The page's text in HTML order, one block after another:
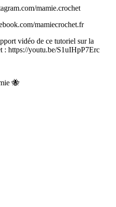
mamie.crochet
mamiecrochet.fr
vidéo de ce tutoriel sur la
: https://youtu.be/S1uIHpP7Erc
🐝